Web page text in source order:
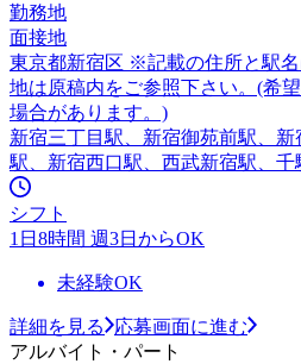
勤務地
面接地
東京都新宿区 ※記載の住所と駅
地は原稿内をご参照下さい。(希
場合があります。)
新宿三丁目駅、新宿御苑前駅、
駅、新宿西口駅、西武新宿駅、
シフト
1日8時間 週3日からOK
未経験OK
詳細を見る
応募画面に進む
アルバイト・パート